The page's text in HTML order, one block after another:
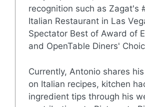
recognition such as Zagat's
Italian Restaurant in Las
Spectator Best of Award of
and OpenTable Diners'
Currently, Antonio shares
on Italian recipes, kitchen
ingredient tips through his